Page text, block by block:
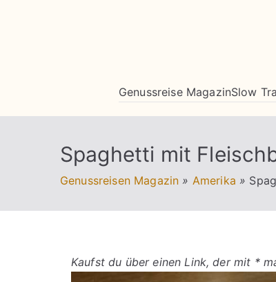
Genussreise MagazinSlow
Spaghetti mit
Genussreisen Magazin » Amerika »
Kaufst du über einen Link, der mit *